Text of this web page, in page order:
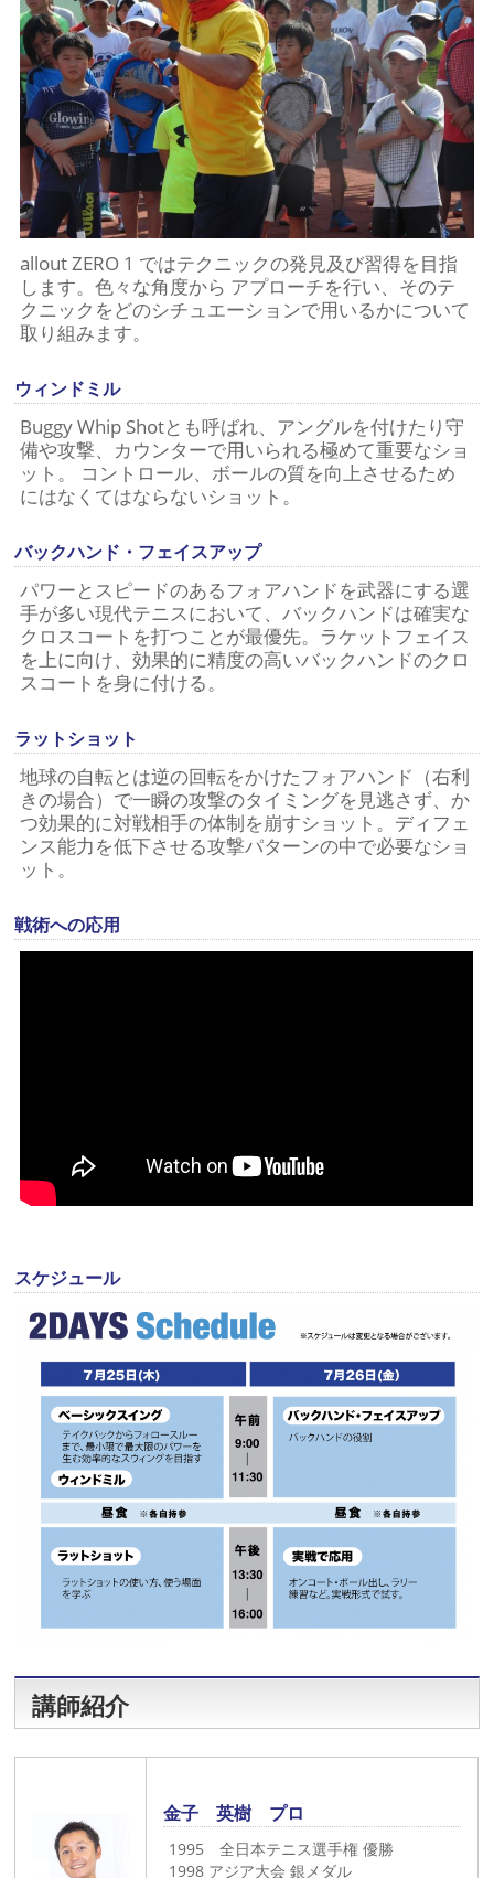
allout ZERO 1 ではテクニックの発見及び習得を目指
します。色々な角度から アプローチを行い、そのテ
クニックをどのシチュエーションで用いるかについて
取り組みます。
ウィンドミル
Buggy Whip Shotとも呼ばれ、アングルを付けたり守
備や攻撃、カウンターで用いられる極めて重要なショ
ット。 コントロール、ボールの質を向上させるため
にはなくてはならないショット。
バックハンド・フェイスアップ
パワーとスピードのあるフォアハンドを武器にする選
手が多い現代テニスにおいて、バックハンドは確実な
クロスコートを打つことが最優先。ラケットフェイス
を上に向け、効果的に精度の高いバックハンドのクロ
スコートを身に付ける。
ラットショット
地球の自転とは逆の回転をかけたフォアハンド（右利
きの場合）で一瞬の攻撃のタイミングを見逃さず、か
つ効果的に対戦相手の体制を崩すショット。ディフェ
ンス能力を低下させる攻撃パターンの中で必要なショ
ット。
戦術への応用
スケジュール
講師紹介
金子 英樹 プロ
1995 全日本テニス選手権 優勝
1998 アジア大会 銀メダル